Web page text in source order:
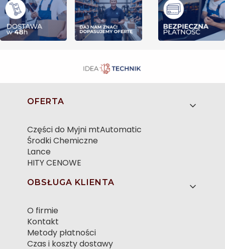
Linki w stopce
OFERTA
Części do Myjni mtAutomatic
Środki Chemiczne
Lance
HITY CENOWE
OBSŁUGA KLIENTA
O firmie
Kontakt
Metody płatności
Czas i koszty dostawy